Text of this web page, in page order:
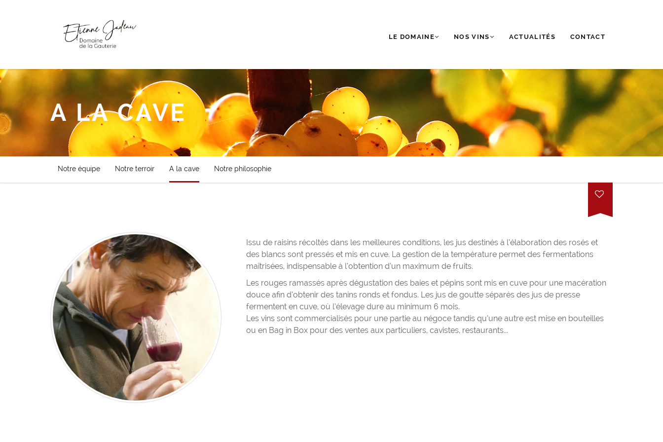
LE DOMAINE NOS VINS ACTUALITÉS CONTACT
A LA CAVE
Notre équipe Notre terroir A la cave Notre philosophie
Issu de raisins récoltés dans les meilleures conditions, les jus destinés à l’élaboration des rosés et
des blancs sont pressés et mis en cuve. La gestion de la température permet des fermentations
maîtrisées, indispensable à l’obtention d’un maximum de fruits.
Les rouges ramassés après dégustation des baies et pépins sont mis en cuve pour une macération
douce afin d’obtenir des tanins ronds et fondus. Les jus de goutte séparés des jus de presse
fermentent en cuve, où l’élevage dure au minimum 6 mois.
Les vins sont commercialisés pour une partie au négoce tandis qu’une autre est mise en bouteilles
ou en Bag in Box pour des ventes aux particuliers, cavistes, restaurants...